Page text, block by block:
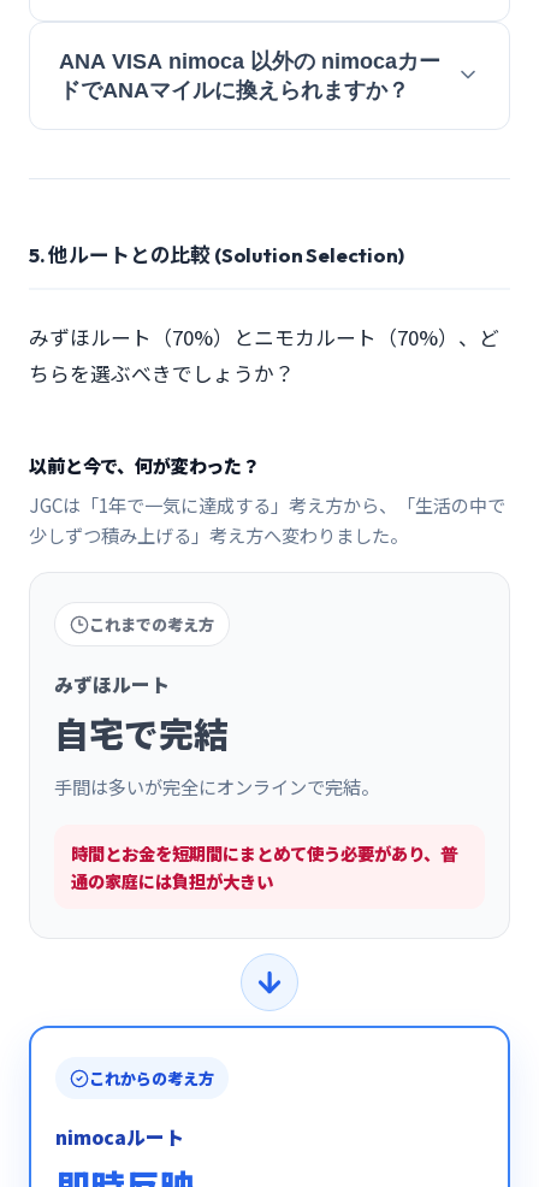
ANA VISA nimoca 以外の nimocaカー
ドでANAマイルに換えられますか？
5. 他ルートとの比較 (Solution Selection)
みずほルート（70%）とニモカルート（70%）、ど
ちらを選ぶべきでしょうか？
以前と今で、何が変わった？
JGCは「1年で一気に達成する」考え方から、「生活の中で
少しずつ積み上げる」考え方へ変わりました。
これまでの考え方
みずほルート
自宅で完結
手間は多いが完全にオンラインで完結。
時間とお金を短期間にまとめて使う必要があり、普
通の家庭には負担が大きい
これからの考え方
nimocaルート